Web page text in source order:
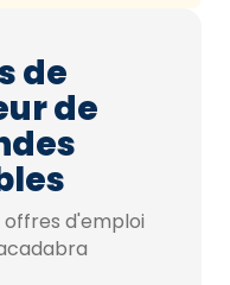
de
de
d'emploi